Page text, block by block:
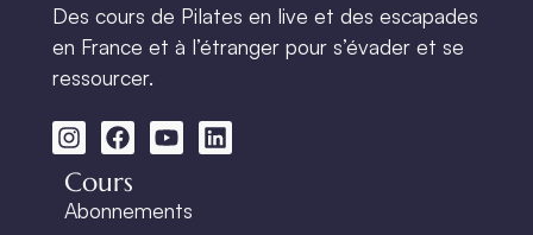
Des cours de Pilates en live et des escapades
en France et à l’étranger pour s’évader et se
ressourcer.
Cours
Abonnements